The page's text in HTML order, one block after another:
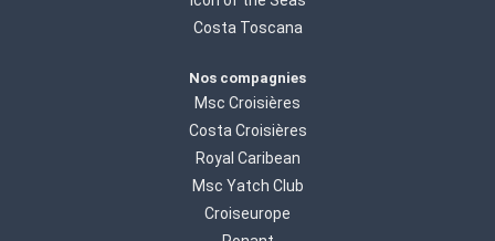
Costa Toscana
Nos compagnies
Msc Croisières
Costa Croisières
Royal Caribean
Msc Yatch Club
Croiseurope